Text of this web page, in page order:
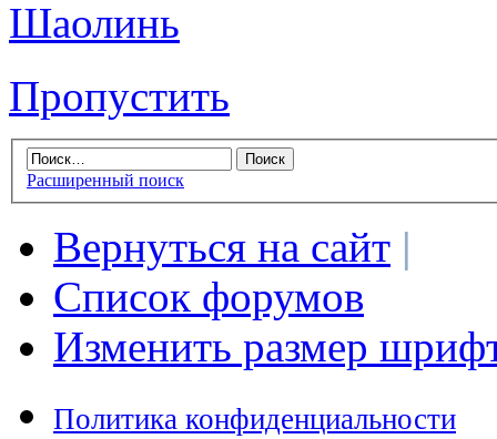
Пропустить
Расширенный поиск
Вернуться на сайт |
Список форумов
Изменить размер
Политика конфиденциальности